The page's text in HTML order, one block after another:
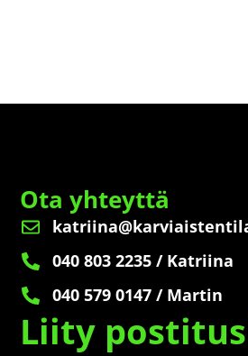
Ota yhteyttä
040 803 2235 / Katriina
040 579 0147 / Martin
Liity